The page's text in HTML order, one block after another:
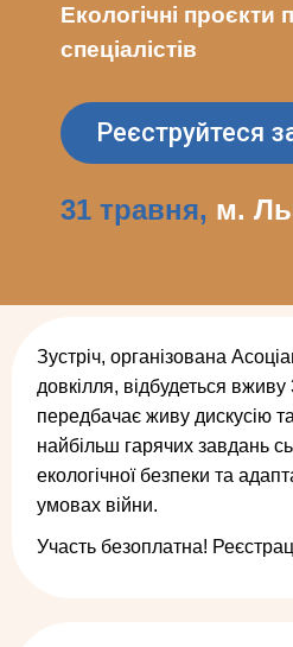
Екологічні проєкти
спеціалістів
Реєструйтеся
31 травня, м.
Зустріч, організована
довкілля, відбудеться
передбачає живу дискусію
найбільш гарячих завдань
екологічної безпеки та
умовах війни.
Участь безоплатна!